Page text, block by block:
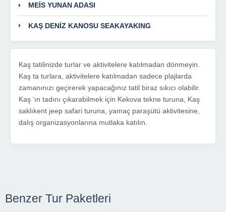
MEİS YUNAN ADASI
KAŞ DENİZ KANOSU SEAKAYAKING
Kaş tatilinizde turlar ve aktivitelere katılmadan dönmeyin.
Kaş ta turlara, aktivitelere katılmadan sadece plajlarda
zamanınızı geçirerek yapacağınız tatil biraz sıkıcı olabilir.
Kaş ‘ın tadını çıkarabilmek için Kekova tekne turuna, Kaş
saklıkent jeep safari turuna, yamaç paraşütü aktivitesine,
dalış organizasyonlarına mutlaka katılın.
Benzer Tur Paketleri